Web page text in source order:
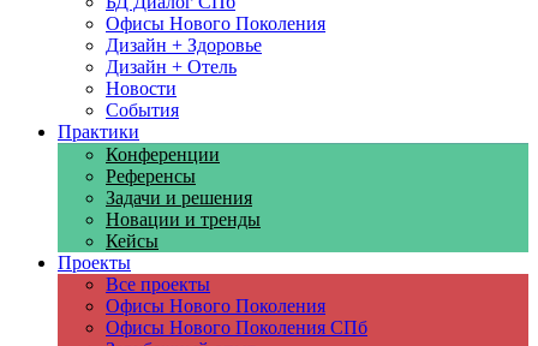
Офисы Нового Поколения
Дизайн + Здоровье
Дизайн + Отель
Новости
События
Практики
Конференции
Референсы
Задачи и решения
Новации и тренды
Кейсы
Проекты
Все проекты
Офисы Нового Поколения
Офисы Нового Поколения СПб